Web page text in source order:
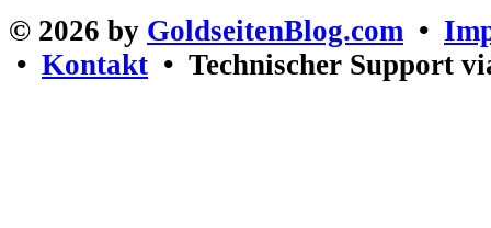
© 2026 by GoldseitenBlog.com •
• Kontakt • Technischer Support